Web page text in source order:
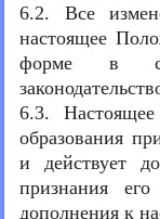
6.2. Все
настоящее
форме в
6.3.
образования
и действует
признания
дополнения к